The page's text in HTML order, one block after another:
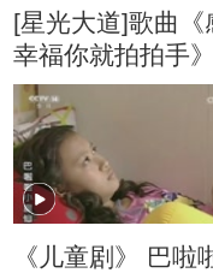
[星光大道]歌曲《
幸福你就拍拍手
唱：阿尔法 贾云
浩森等
《儿童剧》 巴啦